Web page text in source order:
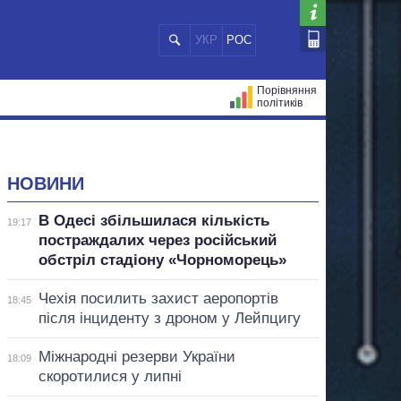
УКР РОС
Порівняння
політиків
НОВИНИ
19:17
В Одесі збільшилася кількість
постраждалих через російський
обстріл стадіону «Чорноморець»
18:45
Чехія посилить захист аеропортів
після інциденту з дроном у Лейпцигу
18:09
Міжнародні резерви України
скоротилися у липні